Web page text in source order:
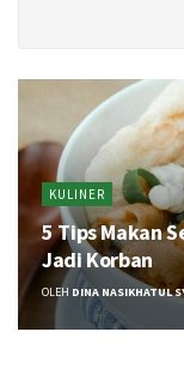
KULINER
5 Tips Makan
Jadi Korban
OLEH DINA NASIKHATUL